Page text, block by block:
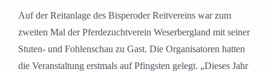
Auf der Reitanlage des Bisperoder Reitvereins war zum
zweiten Mal der Pferdezuchtverein Weserbergland mit seiner
Stuten- und Fohlenschau zu Gast. Die Organisatoren hatten
die Veranstaltung erstmals auf Pfingsten gelegt. „Dieses Jahr